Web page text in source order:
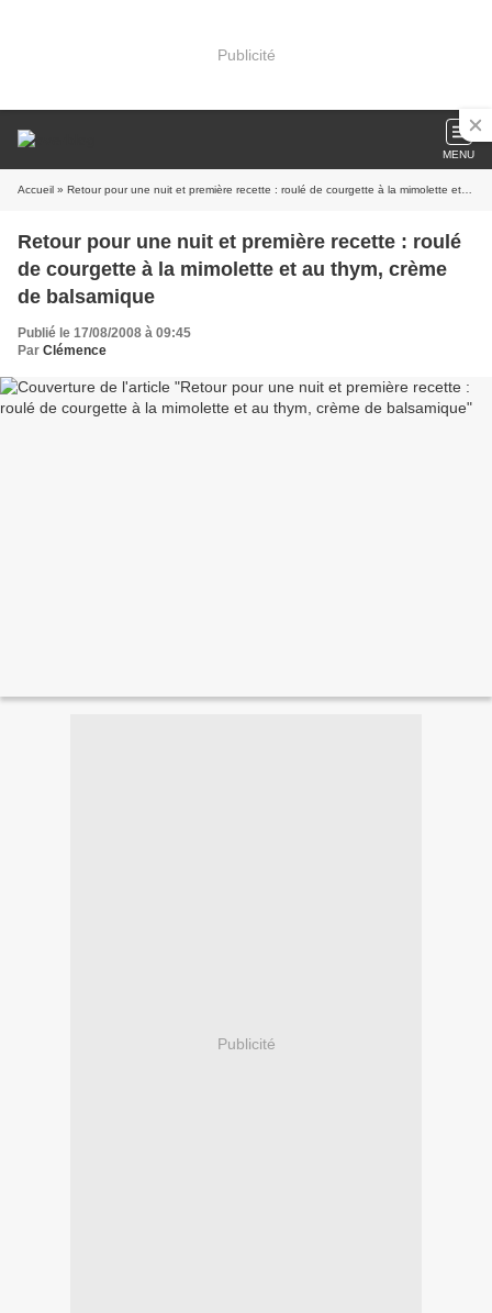
Publicité
MENU
Accueil » Retour pour une nuit et première recette : roulé de courgette à la mimolette et au thym, crème de balsamique
Retour pour une nuit et première recette : roulé
de courgette à la mimolette et au thym, crème
de balsamique
Publié le 17/08/2008 à 09:45
Par Clémence
Publicité